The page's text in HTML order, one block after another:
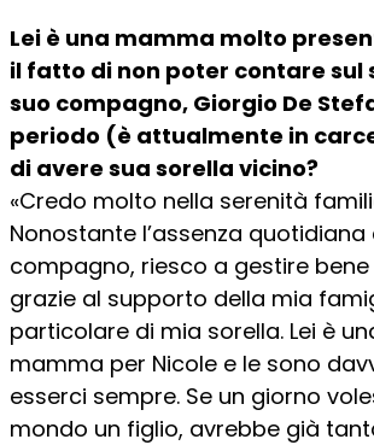
Lei è una mamma molto
il fatto di non poter contare sul
suo compagno, Giorgio De
periodo (è attualmente in
di avere sua sorella vicino?
«Credo molto nella serenità
Nonostante l’assenza quotidiana
compagno, riesco a gestire
grazie al supporto della mia
particolare di mia sorella. Lei è
mamma per Nicole e le sono
esserci sempre. Se un giorno
mondo un figlio, avrebbe già